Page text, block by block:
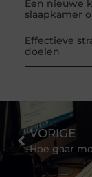
Een nieuwe
slaapkamer
Effectieve
doelen
VORIGE